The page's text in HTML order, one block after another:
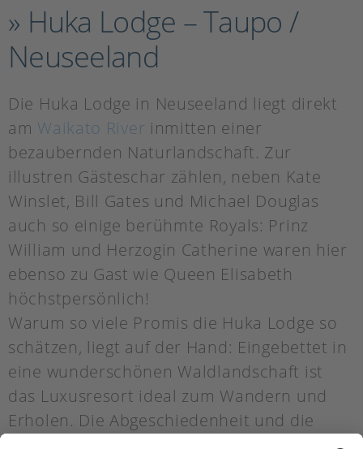
Management Platform
» Huka Lodge – Taupo /
Neuseeland
Die Huka Lodge in Neuseeland liegt direkt
am Waikato River inmitten einer
bezaubernden Naturlandschaft. Zur
illustren Gästeschar zählen, neben Kate
Winslet, Bill Gates und Michael Douglas
auch so einige berühmte Royals: Prinz
William und Herzogin Catherine waren hier
ebenso zu Gast wie Queen Elisabeth
höchstpersönlich!
Warum so viele Promis die Huka Lodge so
schätzen, liegt auf der Hand: Eingebettet in
eine wunderschönen Waldlandschaft ist
das Luxusresort ideal zum Wandern und
Erholen. Die Abgeschiedenheit und die
luxuriöse Atmosphäre des Traditionshotels